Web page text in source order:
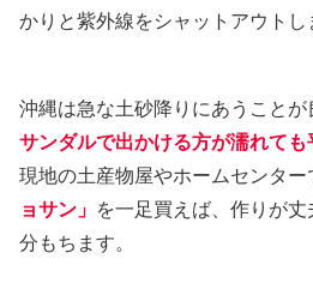
かりと紫外線をシャットアウトし
沖縄は急な土砂降りにあうこと
サンダルで出かける方が濡れても
現地の土産物屋やホームセンター
ョサン」 を一足買えば、作りが
分もちます。